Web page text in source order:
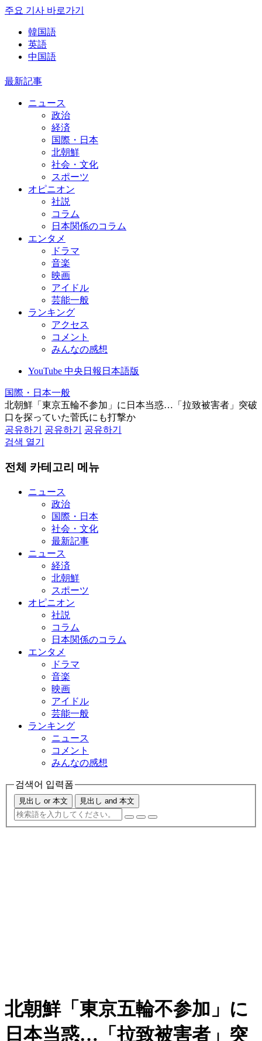
주요 기사 바로가기
韓国語
英語
中国語
最新記事
ニュース
政治
経済
国際・日本
北朝鮮
社会・文化
スポーツ
オピニオン
社説
コラム
日本関係のコラム
エンタメ
ドラマ
音楽
映画
アイドル
芸能一般
ランキング
アクセス
コメント
みんなの感想
YouTube 中央日報日本語版
国際・日本一般
北朝鮮「東京五輪不参加」に日本当惑…「拉致被害者」突破
口を探っていた菅氏にも打撃か
공유하기
공유하기
공유하기
검색 열기
전체 카테고리 메뉴
ニュース
政治
国際・日本
社会・文化
最新記事
ニュース
経済
北朝鮮
スポーツ
オピニオン
社説
コラム
日本関係のコラム
エンタメ
ドラマ
音楽
映画
アイドル
芸能一般
ランキング
ニュース
コメント
みんなの感想
검색어 입력폼
見出し or 本文 見出し and 本文
北朝鮮「東京五輪不参加」に
日本当惑…「拉致被害者」突